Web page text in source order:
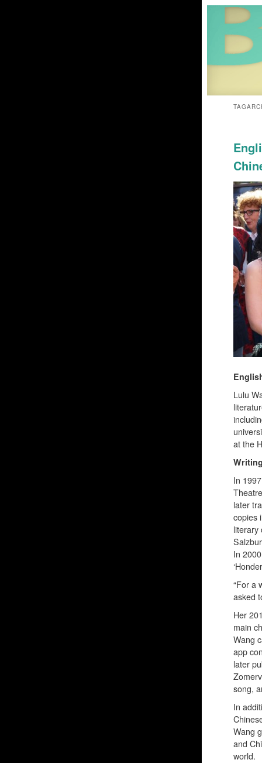
Lulu
at the
In
later
copies
literary
In
“For a
asked
Her
main
Wang
app
later
song,
In
Wang
and
world.